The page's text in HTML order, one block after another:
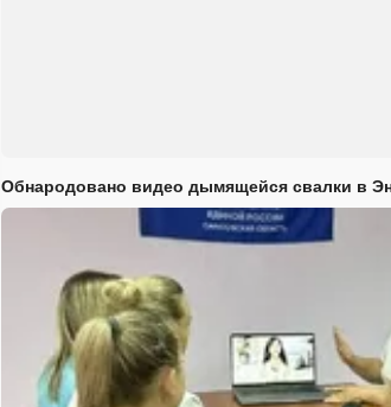
Обнародовано видео дымящейся свалки в